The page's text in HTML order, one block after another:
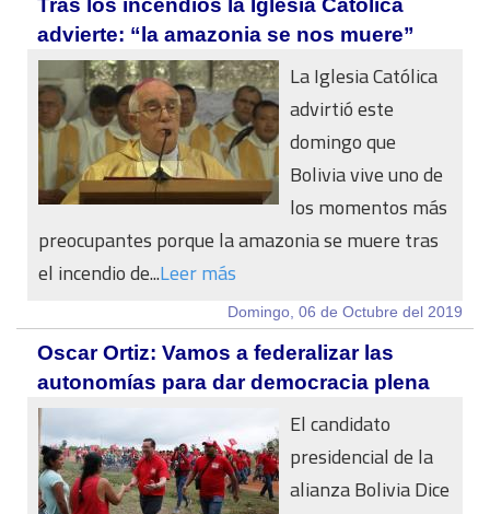
Tras los incendios la Iglesia Católica
advierte: “la amazonia se nos muere”
La Iglesia Católica
advirtió este
domingo que
Bolivia vive uno de
los momentos más
preocupantes porque la amazonia se muere tras
el incendio de...Leer más
Domingo, 06 de Octubre del 2019
Oscar Ortiz: Vamos a federalizar las
autonomías para dar democracia plena
El candidato
presidencial de la
alianza Bolivia Dice